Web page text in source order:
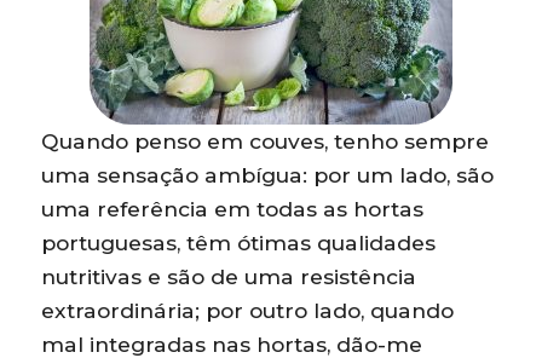
Quando penso em couves, tenho sempre
uma sensação ambígua: por um lado, são
uma referência em todas as hortas
portuguesas, têm ótimas qualidades
nutritivas e são de uma resistência
extraordinária; por outro lado, quando
mal integradas nas hortas, dão-me